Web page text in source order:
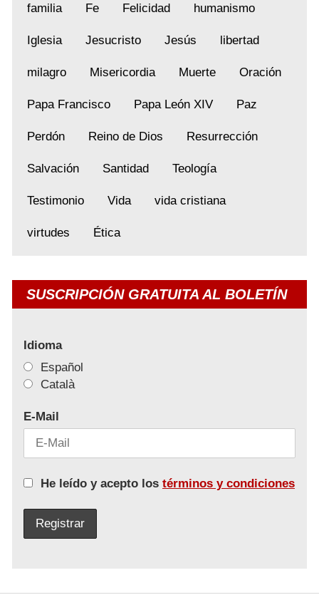
familia Fe Felicidad humanismo
Iglesia Jesucristo Jesús libertad
milagro Misericordia Muerte Oración
Papa Francisco Papa León XIV Paz
Perdón Reino de Dios Resurrección
Salvación Santidad Teología
Testimonio Vida vida cristiana
virtudes Ética
SUSCRIPCIÓN GRATUITA AL BOLETÍN
Idioma
Español
Català
E-Mail
He leído y acepto los términos y condiciones